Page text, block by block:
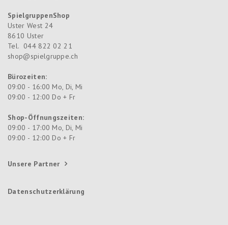
SpielgruppenShop
Uster West 24
8610 Uster
Tel. 044 822 02 21
shop@spielgruppe.ch
Bürozeiten:
09:00 - 16:00 Mo, Di, Mi
09:00 - 12:00 Do + Fr
Shop-Öffnungszeiten:
09:00 - 17:00 Mo, Di, Mi
09:00 - 12:00 Do + Fr
Unsere Partner
Datenschutzerklärung